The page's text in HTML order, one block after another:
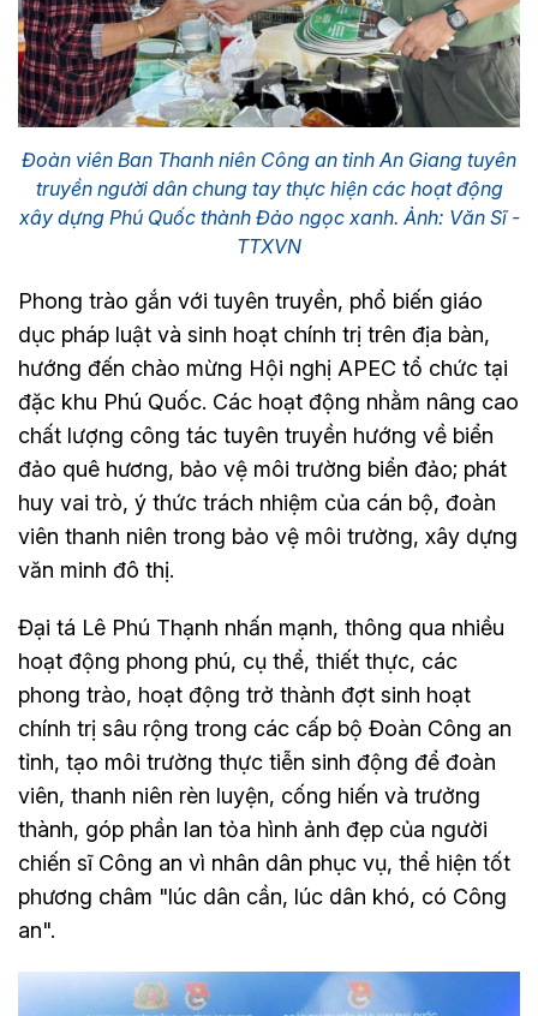
Đoàn viên Ban Thanh niên Công an tỉnh An Giang tuyên
truyền người dân chung tay thực hiện các hoạt động
xây dựng Phú Quốc thành Đảo ngọc xanh. Ảnh: Văn Sĩ -
TTXVN
Phong trào gắn với tuyên truyền, phổ biến giáo
dục pháp luật và sinh hoạt chính trị trên địa bàn,
hướng đến chào mừng Hội nghị APEC tổ chức tại
đặc khu Phú Quốc. Các hoạt động nhằm nâng cao
chất lượng công tác tuyên truyền hướng về biển
đảo quê hương, bảo vệ môi trường biển đảo; phát
huy vai trò, ý thức trách nhiệm của cán bộ, đoàn
viên thanh niên trong bảo vệ môi trường, xây dựng
văn minh đô thị.
Đại tá Lê Phú Thạnh nhấn mạnh, thông qua nhiều
hoạt động phong phú, cụ thể, thiết thực, các
phong trào, hoạt động trở thành đợt sinh hoạt
chính trị sâu rộng trong các cấp bộ Đoàn Công an
tỉnh, tạo môi trường thực tiễn sinh động để đoàn
viên, thanh niên rèn luyện, cống hiến và trưởng
thành, góp phần lan tỏa hình ảnh đẹp của người
chiến sĩ Công an vì nhân dân phục vụ, thể hiện tốt
phương châm "lúc dân cần, lúc dân khó, có Công
an".